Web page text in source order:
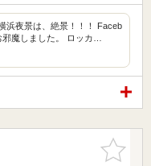
浜夜景は、絶景！！！ Faceb
魔しました。 ロッカ…
お気に入
りに追加